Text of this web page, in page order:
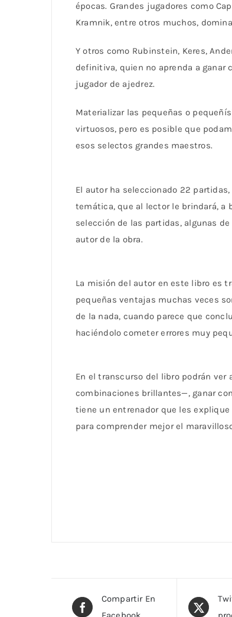
épocas. Grandes jugadores como
Kramnik, entre otros muchos,
Y otros como Rubinstein, Keres,
definitiva, quien no aprenda a ganar
jugador de ajedrez.
Materializar las pequeñas o
virtuosos, pero es posible que
esos selectos grandes maestros.
El autor ha seleccionado 22
temática, que al lector le brindará, a
selección de las partidas, algunas
autor de la obra.
La misión del autor en este libro es
pequeñas ventajas muchas veces
de la nada, cuando parece que
haciéndolo cometer errores muy
En el transcurso del libro podrán
combinaciones brillantes—, ganar
tiene un entrenador que les
para comprender mejor el
Compartir En